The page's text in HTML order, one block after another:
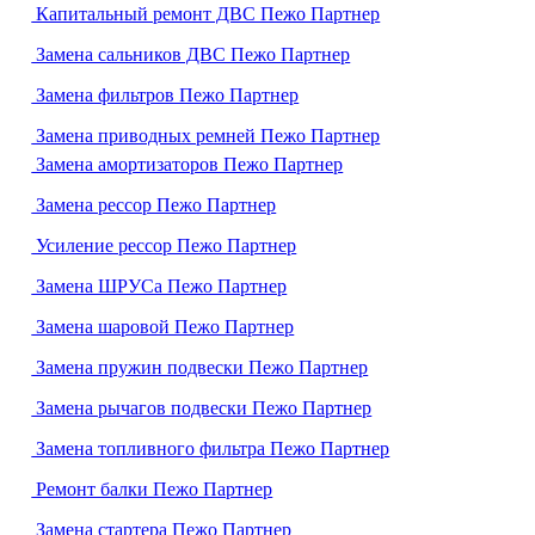
Капитальный ремонт ДВС Пежо Партнер
Замена сальников ДВС Пежо Партнер
Замена фильтров Пежо Партнер
Замена приводных ремней Пежо Партнер
Замена амортизаторов Пежо Партнер
Замена рессор Пежо Партнер
Усиление рессор Пежо Партнер
Замена ШРУСа Пежо Партнер
Замена шаровой Пежо Партнер
Замена пружин подвески Пежо Партнер
Замена рычагов подвески Пежо Партнер
Замена топливного фильтра Пежо Партнер
Ремонт балки Пежо Партнер
Замена стартера Пежо Партнер